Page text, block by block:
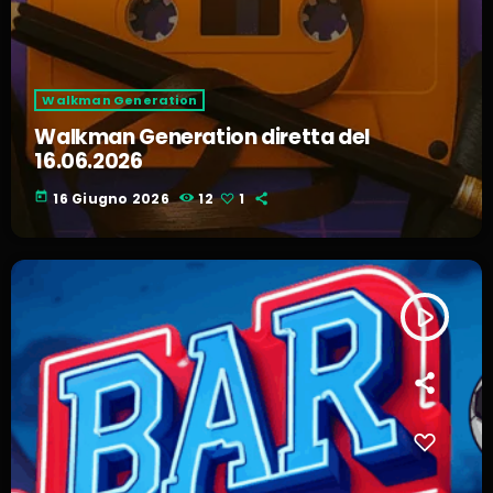
Walkman Generation
Walkman Generation diretta del
16.06.2026
today 16 Giugno 2026 12 1
play_arrow